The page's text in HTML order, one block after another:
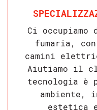
Ci occupiamo
fumaria, con
camini
Aiutiamo il
tecnologia è
ambiente,
estetica